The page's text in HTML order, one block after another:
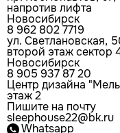
напротив лифта
Новосибирск
8 962 802 7719
ул. Светлановская,
второй этаж сектор
Новосибирск
8 905 937 87 20
Центр дизайна
этаж 2
Пишите на почту
sleephouse22@bk.ru
Whatsapp